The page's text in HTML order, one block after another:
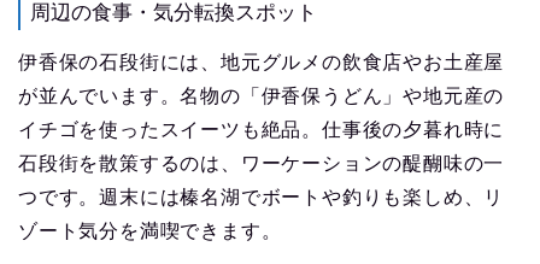
周辺の食事・気分転換スポット
伊香保の石段街には、地元グルメの飲食店やお土産屋
が並んでいます。名物の「伊香保うどん」や地元産の
イチゴを使ったスイーツも絶品。仕事後の夕暮れ時に
石段街を散策するのは、ワーケーションの醍醐味の一
つです。週末には榛名湖でボートや釣りも楽しめ、リ
ゾート気分を満喫できます。